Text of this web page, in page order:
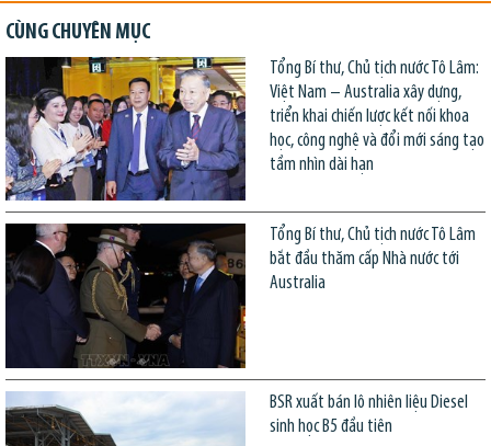
CÙNG CHUYÊN MỤC
Tổng Bí thư, Chủ tịch nước Tô Lâm:
Việt Nam – Australia xây dựng,
triển khai chiến lược kết nối khoa
học, công nghệ và đổi mới sáng tạo
tầm nhìn dài hạn
Tổng Bí thư, Chủ tịch nước Tô Lâm
bắt đầu thăm cấp Nhà nước tới
Australia
BSR xuất bán lô nhiên liệu Diesel
sinh học B5 đầu tiên